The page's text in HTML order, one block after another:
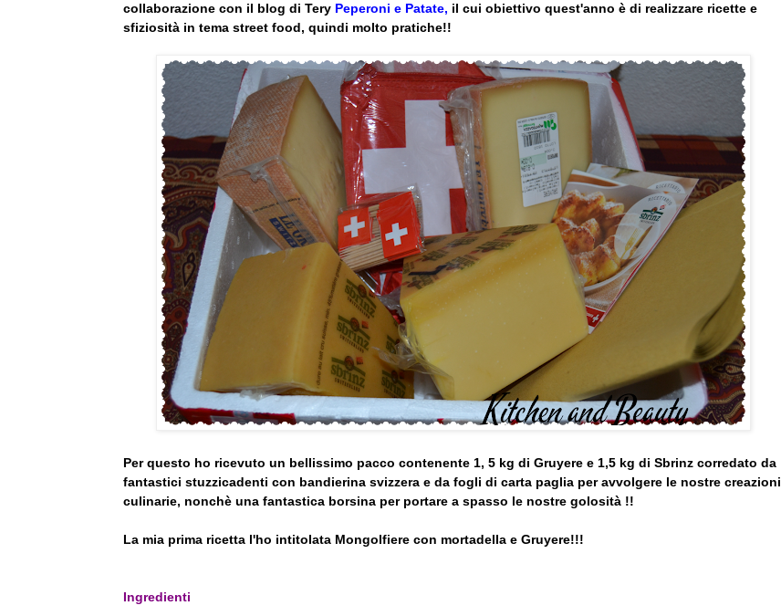
collaborazione con il blog di Tery Peperoni e Patate, il cui obiettivo quest'anno è di realizzare ricette e
sfiziosità in tema street food, quindi molto pratiche!!
Per questo ho ricevuto un bellissimo pacco contenente 1, 5 kg di Gruyere e 1,5 kg di Sbrinz corredato da
fantastici stuzzicadenti con bandierina svizzera e da fogli di carta paglia per avvolgere le nostre creazioni
culinarie, nonchè una fantastica borsina per portare a spasso le nostre golosità !!
La mia prima ricetta l'ho intitolata Mongolfiere con mortadella e Gruyere!!!
Ingredienti